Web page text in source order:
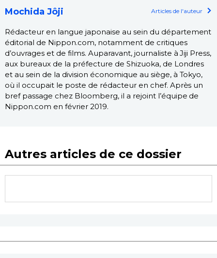
Mochida Jôji Articles de l'auteur
Rédacteur en langue japonaise au sein du département
éditorial de Nippon.com, notamment de critiques
d’ouvrages et de films. Auparavant, journaliste à Jiji Press,
aux bureaux de la préfecture de Shizuoka, de Londres
et au sein de la division économique au siège, à Tokyo,
où il occupait le poste de rédacteur en chef. Après un
bref passage chez Bloomberg, il a rejoint l’équipe de
Nippon.com en février 2019.
Autres articles de ce dossier